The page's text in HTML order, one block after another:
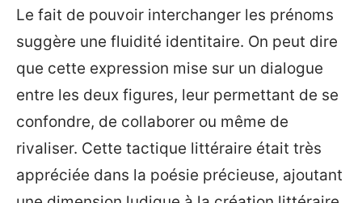
Le fait de pouvoir interchanger les prénoms
suggère une fluidité identitaire. On peut dire
que cette expression mise sur un dialogue
entre les deux figures, leur permettant de se
confondre, de collaborer ou même de
rivaliser. Cette tactique littéraire était très
appréciée dans la poésie précieuse, ajoutant